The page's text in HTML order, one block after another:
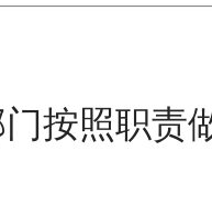
按照职责